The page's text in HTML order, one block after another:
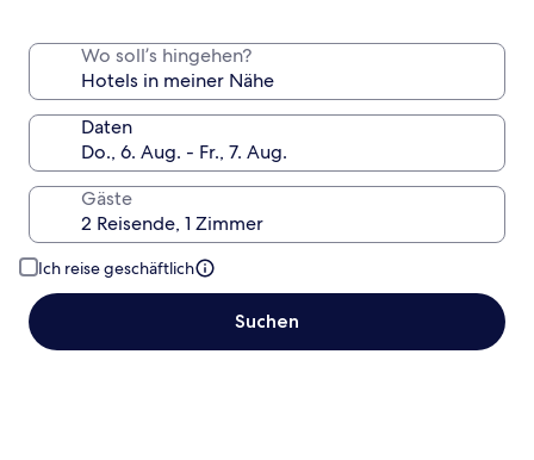
Wo soll’s hingehen?
Daten
Gäste
Ich reise geschäftlich
Suchen